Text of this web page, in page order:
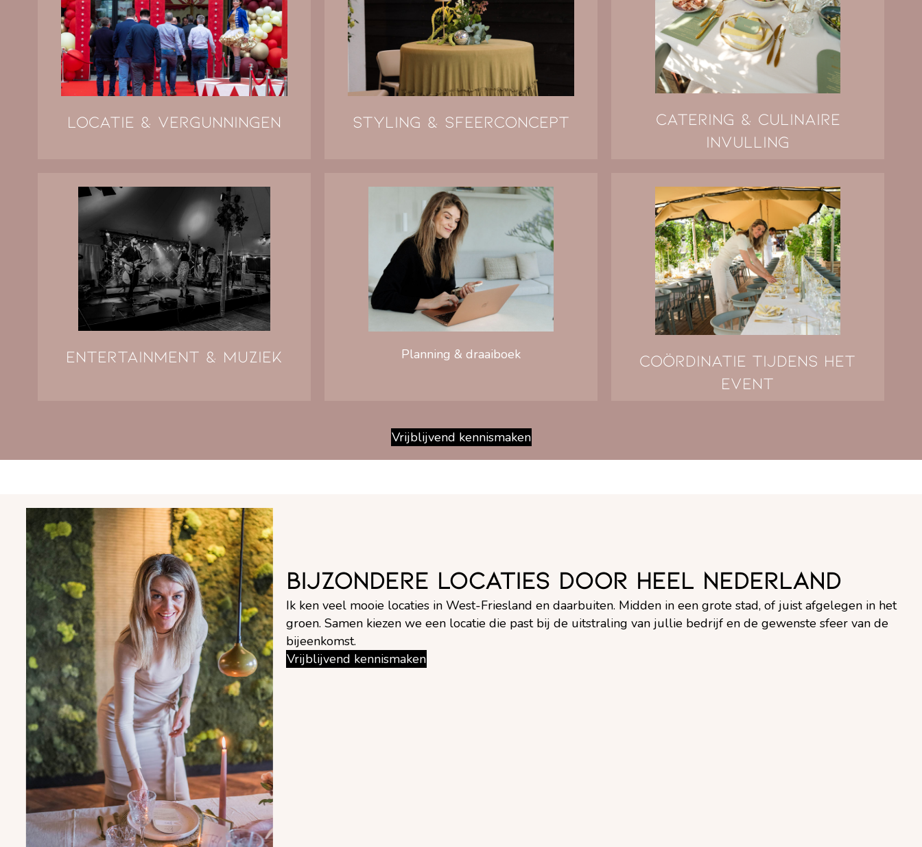
Locatie & Vergunningen Styling & Sfeerconcept
Catering & culinaire
invulling
Entertainment & muziek Planning & draaiboek
Coördinatie tijdens het
event
Vrijblijvend kennismaken
Bijzondere locaties door heel Nederland
Ik ken veel mooie locaties in West-Friesland en daarbuiten. Midden in een grote stad, of juist afgelegen in het
groen. Samen kiezen we een locatie die past bij de uitstraling van jullie bedrijf en de gewenste sfeer van de
bijeenkomst.
Vrijblijvend kennismaken